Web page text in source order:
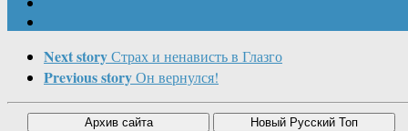
Next storyСтрах и ненависть в Глазго
Previous storyОн вернулся!